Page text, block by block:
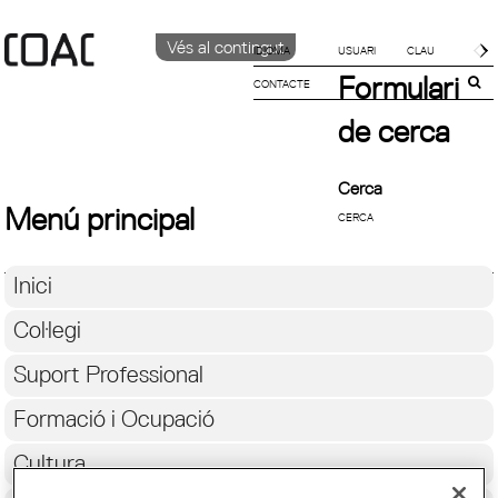
Vés al contingut
IDIOMA
CATALÀ
CONTACTE
Formulari
de cerca
Cerca
Menú principal
Inici
Col·legi
Suport Professional
Formació i Ocupació
Cultura